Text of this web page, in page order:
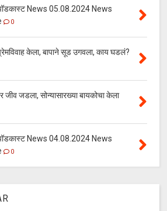
News 05.08.2024 News
0
केला, बापाने सूड उगवला, काय घडलं?
जीव जडला, सोन्यासारख्या बायकोचा केला
News 04.08.2024 News
0